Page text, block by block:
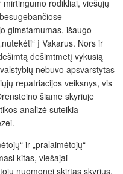
rodikliai, viešųjų
gimstamumas, išaugo
į Vakarus. Nors ir
dešimt­metį vykusią
nebuvo apsvarstytas
repatriacijos veiksnys, vis
šiame skyriuje
analizė suteikia
ir „pralaimėtojų“
kitas, viešajai
nuomonei skirtas skyrius.